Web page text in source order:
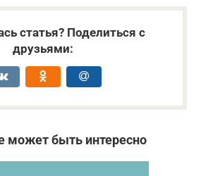
статья? Поделиться с
друзьями:
может быть интересно